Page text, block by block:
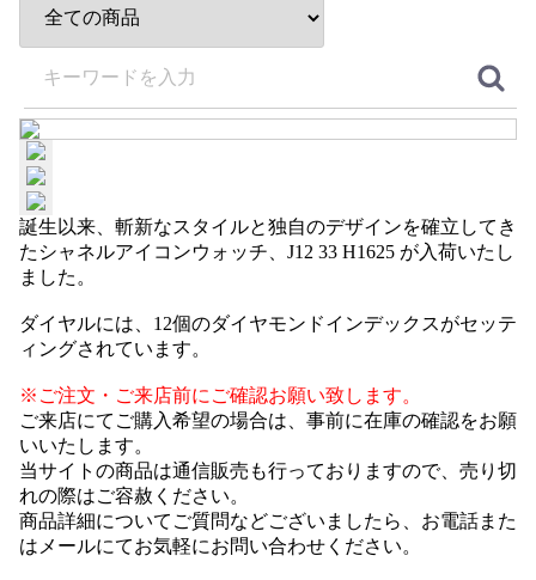
誕生以来、斬新なスタイルと独自のデザインを確立してき
たシャネルアイコンウォッチ、J12 33 H1625 が入荷いたし
ました。
ダイヤルには、12個のダイヤモンドインデックスがセッテ
ィングされています。
※ご注文・ご来店前にご確認お願い致します。
ご来店にてご購入希望の場合は、事前に在庫の確認をお願
いいたします。
当サイトの商品は通信販売も行っておりますので、売り切
れの際はご容赦ください。
商品詳細についてご質問などございましたら、お電話また
はメールにてお気軽にお問い合わせください。